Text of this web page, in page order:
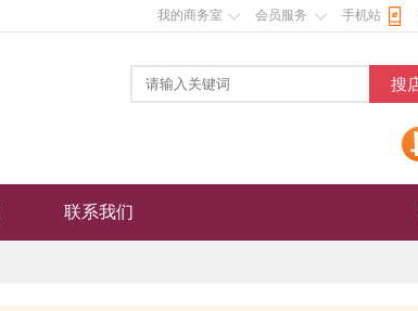
我的商务室 会员服务 手机站
搜
联系我们